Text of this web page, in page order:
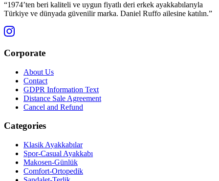
“1974’ten beri kaliteli ve uygun fiyatlı deri erkek ayakkabılarıyla
Türkiye ve dünyada güvenilir marka. Daniel Ruffo ailesine katılın.”
Corporate
About Us
Contact
GDPR Information Text
Distance Sale Agreement
Cancel and Refund
Categories
Klasik Ayakkabılar
Spor-Casual Ayakkabı
Makosen-Günlük
Comfort-Ortopedik